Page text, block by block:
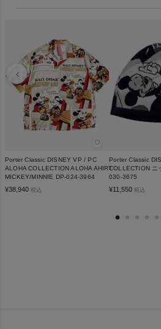
♡
Porter Classic DISNEY VP / PC
ALOHA COLLECTION ALOHA AHIRT
MICKEY/MINNIE DP-024-3964
¥38,940 税込
Porter Classic
COLLECTION ニ
030-3675
¥11,550 税込